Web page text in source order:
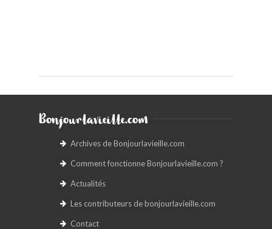
Bonjourlavieille.com
Archives de Bonjourlavieille.com
Comment fonctionne Bonjourlavieille.com ?
Actualités
Les contributeurs de bonjourlavieille.com
Contact